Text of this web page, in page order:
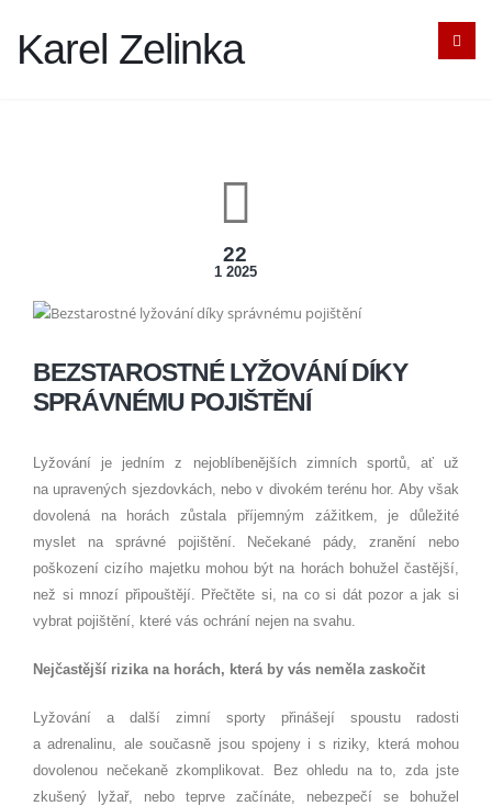
Karel Zelinka
22
1 2025
BEZSTAROSTNÉ LYŽOVÁNÍ DÍKY
SPRÁVNÉMU POJIŠTĚNÍ
Lyžování je jedním z nejoblíbenějších zimních sportů, ať už
na upravených sjezdovkách, nebo v divokém terénu hor. Aby však
dovolená na horách zůstala příjemným zážitkem, je důležité
myslet na správné pojištění. Nečekané pády, zranění nebo
poškození cizího majetku mohou být na horách bohužel častější,
než si mnozí připouštějí. Přečtěte si, na co si dát pozor a jak si
vybrat pojištění, které vás ochrání nejen na svahu.
Nejčastější rizika na horách, která by vás neměla zaskočit
Lyžování a další zimní sporty přinášejí spoustu radosti
a adrenalinu, ale současně jsou spojeny i s riziky, která mohou
dovolenou nečekaně zkomplikovat. Bez ohledu na to, zda jste
zkušený lyžař, nebo teprve začínáte, nebezpečí se bohužel